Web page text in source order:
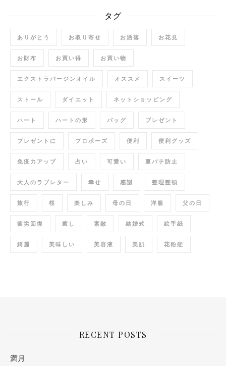
タグ
ありがとう お取り寄せ お洒落 お花見
お財布 お買い得 お買い物
エクストラバージンオイル オススメ スイーツ
ストール ダイエット ネットショッピング
ハート ハートの形 バッグ プレゼント
プレゼントに プロポーズ 便利 便利グッズ
免疫力アップ 占い 可愛い 夏バテ防止
大人のラブレター 幸せ 感謝 整理整頓
旅行 桜 楽しみ 母の日 洋服 父の日
疲労回復 癒し 素敵 結婚式 絵手紙
綺麗 美味しい 美容液 美肌 花粉症
RECENT POSTS
満月